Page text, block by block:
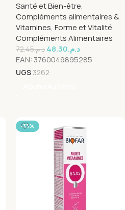
Santé et Bien-être,
Compléments alimentaires &
Vitamines, Forme et Vitalité,
Compléments Alimentaires
د.م.72.45 د.م.48.30
EAN: 3760049895285
UGS 3262
-33%